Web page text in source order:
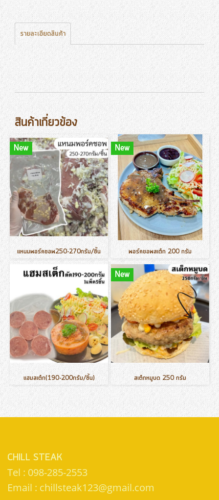
รายละเอียดสินค้า
สินค้าเกี่ยวข้อง
New
แหนมพอร์คชอพ250-270กรัม/ชิ้น
New
พอร์คขอพสเต็ก 200 กรัม
แฮมสเต็ก(190-200กรัม/ชิ้น)
New
สเต็กหมูบด 250 กรัม
CHILL STEAK
Tel : 098-285-2553
Email : chillsteak123@gmail.com